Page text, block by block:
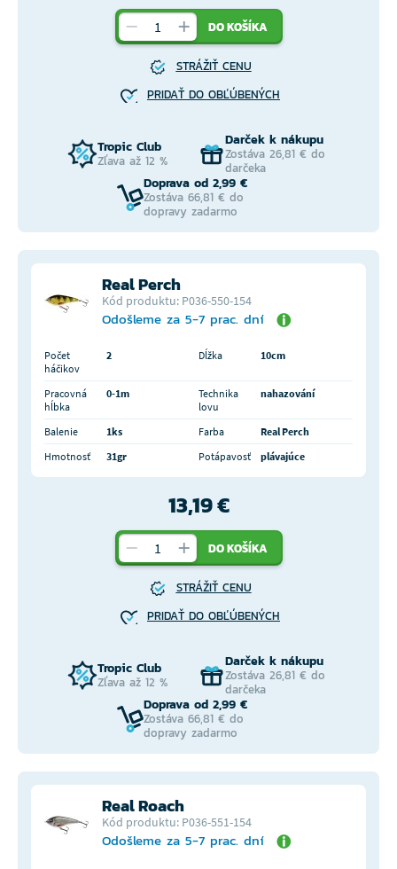
DO KOŠÍKA
STRÁŽIŤ CENU
PRIDAŤ DO OBĽÚBENÝCH
Tropic Club
Zľava až 12 %
Darček k nákupu
Zostáva 26,81 € do
darčeka
Doprava od 2,99 €
Zostáva 66,81 € do
dopravy zadarmo
Real Perch
Kód produktu: P036-550-154
Odošleme za 5-7 prac. dní
Počet
háčikov
2 Dĺžka 10cm
Pracovná
hĺbka
0-1m
Technika
lovu
nahazování
Balenie 1ks Farba
Real Perch
Hmotnosť
31gr Potápavosť plávajúce
13,19 €
DO KOŠÍKA
STRÁŽIŤ CENU
PRIDAŤ DO OBĽÚBENÝCH
Tropic Club
Zľava až 12 %
Darček k nákupu
Zostáva 26,81 € do
darčeka
Doprava od 2,99 €
Zostáva 66,81 € do
dopravy zadarmo
Real Roach
Kód produktu: P036-551-154
Odošleme za 5-7 prac. dní